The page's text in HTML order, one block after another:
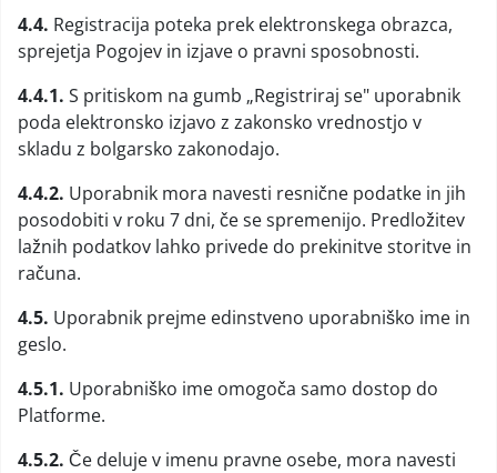
4.4. Registracija poteka prek elektronskega obrazca,
sprejetja Pogojev in izjave o pravni sposobnosti.
4.4.1. S pritiskom na gumb „Registriraj se" uporabnik
poda elektronsko izjavo z zakonsko vrednostjo v
skladu z bolgarsko zakonodajo.
4.4.2. Uporabnik mora navesti resnične podatke in jih
posodobiti v roku 7 dni, če se spremenijo. Predložitev
lažnih podatkov lahko privede do prekinitve storitve in
računa.
4.5. Uporabnik prejme edinstveno uporabniško ime in
geslo.
4.5.1. Uporabniško ime omogoča samo dostop do
Platforme.
4.5.2. Če deluje v imenu pravne osebe, mora navesti